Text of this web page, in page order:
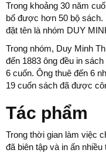
Trong khoảng 30 năm
bố được hơn 50 bộ sách.
đặt tên là nhóm DUY
Trong nhóm, Duy Minh
đến 1883 ông đều in
6 cuốn. Ông thuê đến 6
19 cuốn sách đã được
Tác phẩm
Trong thời gian làm việc
đã biên tập và in ấn